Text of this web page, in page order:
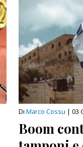
Di Marco Cossu | 03
Boom